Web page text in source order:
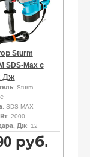
Sturm
SDS-Max с
Дж
: Sturm
: SDS-MAX
: 2000
Дж: 12
руб.